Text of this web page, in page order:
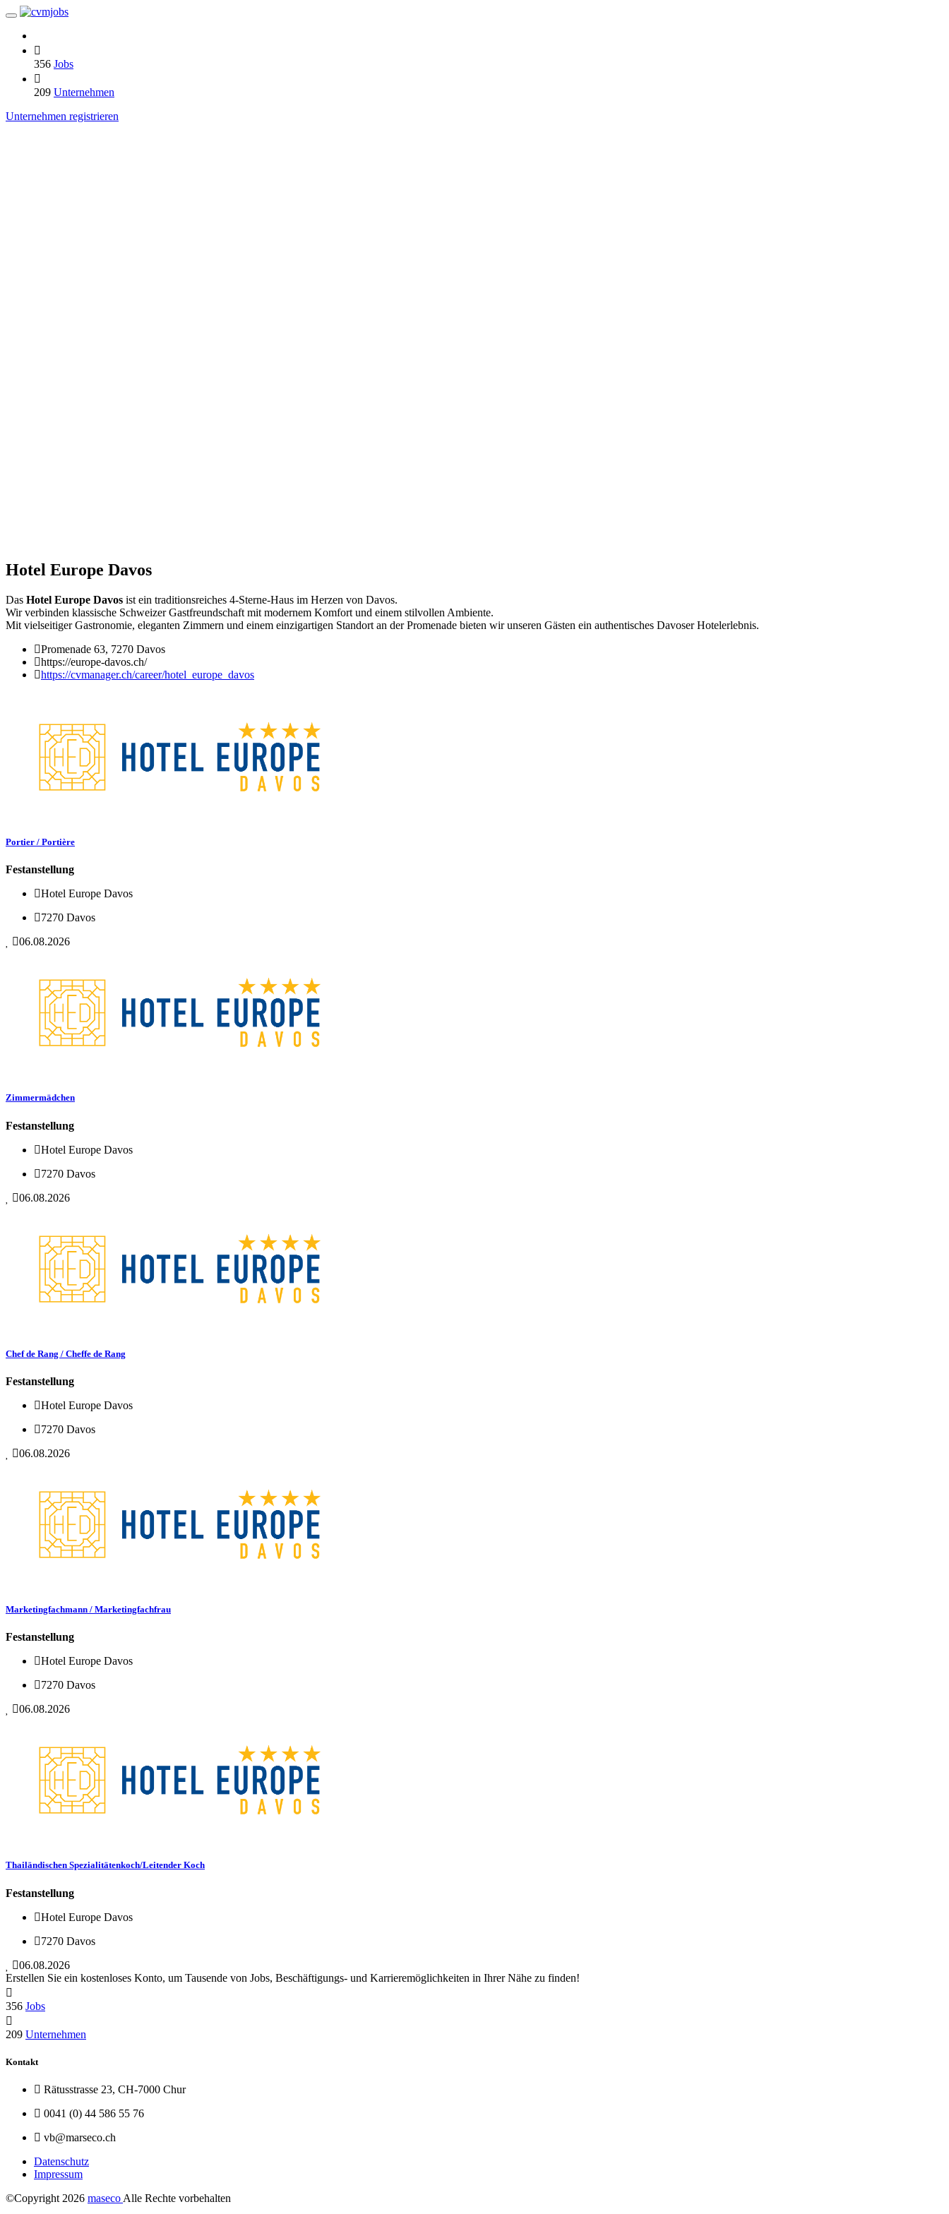
356 Jobs
209 Unternehmen
Unternehmen registrieren
Hotel Europe Davos
Das Hotel Europe Davos ist ein traditionsreiches 4-Sterne-Haus im Herzen von Davos.
Wir verbinden klassische Schweizer Gastfreundschaft mit modernem Komfort und einem stilvollen Ambiente.
Mit vielseitiger Gastronomie, eleganten Zimmern und einem einzigartigen Standort an der Promenade bieten wir unseren Gästen ein authentisches Davoser Hotelerlebnis.
Promenade 63, 7270 Davos
https://europe-davos.ch/
https://cvmanager.ch/career/hotel_europe_davos
Portier / Portière
Festanstellung
Hotel Europe Davos
7270 Davos
06.08.2026
Zimmermädchen
Festanstellung
Hotel Europe Davos
7270 Davos
06.08.2026
Chef de Rang / Cheffe de Rang
Festanstellung
Hotel Europe Davos
7270 Davos
06.08.2026
Marketingfachmann / Marketingfachfrau
Festanstellung
Hotel Europe Davos
7270 Davos
06.08.2026
Thailändischen Spezialitätenkoch/Leitender Koch
Festanstellung
Hotel Europe Davos
7270 Davos
06.08.2026
Erstellen Sie ein kostenloses Konto, um Tausende von Jobs, Beschäftigungs- und Karrieremöglichkeiten in Ihrer Nähe zu finden!
356 Jobs
209 Unternehmen
Kontakt
Rätusstrasse 23, CH-7000 Chur
0041 (0) 44 586 55 76
vb@marseco.ch
Datenschutz
Impressum
©Copyright 2026 maseco Alle Rechte vorbehalten